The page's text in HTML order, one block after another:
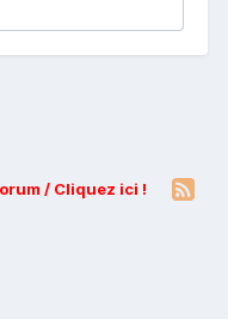
/ Cliquez ici !